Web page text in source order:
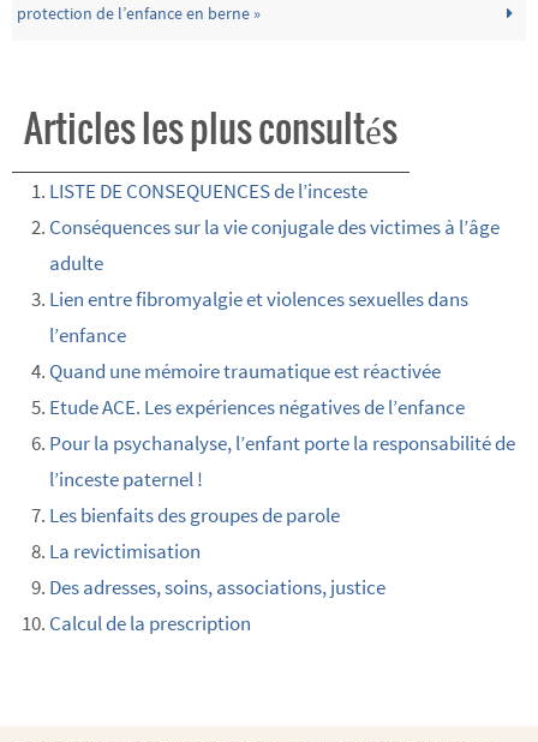
protection de l’enfance en berne »
Articles les plus consultés
LISTE DE CONSEQUENCES de l’inceste
Conséquences sur la vie conjugale des victimes à l’âge
adulte
Lien entre fibromyalgie et violences sexuelles dans
l’enfance
Quand une mémoire traumatique est réactivée
Etude ACE. Les expériences négatives de l’enfance
Pour la psychanalyse, l’enfant porte la responsabilité de
l’inceste paternel !
Les bienfaits des groupes de parole
La revictimisation
Des adresses, soins, associations, justice
Calcul de la prescription